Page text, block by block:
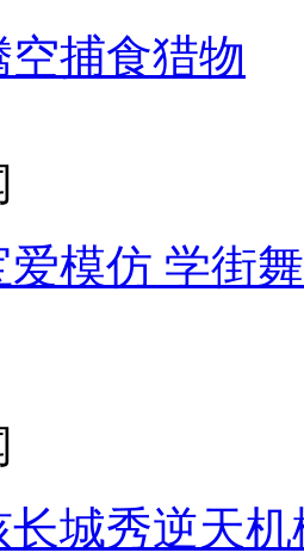
捕食猎物
模仿 学街
长城秀逆天机